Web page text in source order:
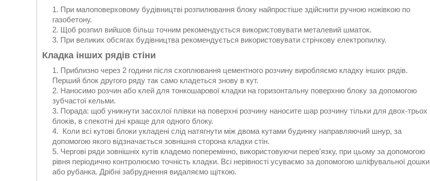
При малоповерховому будівництві розпилювання блоку найпростіше здійснити ручною ножівкою по
газобетону.
Щоб розпил вийшов більш точним рекомендується використовувати металевий шматок.
При великих обсягах будівництва рекомендується використовувати стрічкову електропилку.
Кладка інших рядів стіни
Приблизно через 2 години після схоплювання цементного розчину виробляємо кладку інших рядів.
Перший блок другого ряду так само кладеться знову в кут.
Наносимо розчин або клей для тонкошарової кладки на горизонтальну поверхню блоку за допомогою
зубчастої кельми.
Порада: щоб уникнути засохлої плівки на поверхні розчину наносите шар розчину тільки для двох-трьох
блоків, в спекотні дні краще для одного блоку.
Коли всі кутові блоки укладені слід натягнути між двома кутами будинку направляючий шнур, за
допомогою якого відзначається зовнішня сторона кладки стін.
Чергові ряди зовнішніх кутів кладемо поперемінно, використовуючи перев'язку, при цьому за допомогою
рівня періодично контролюємо точність кладки. Всі нерівності усуваємо за допомогою шліфувальної дошки
або рубанка. Дрібні забруднення видаляємо щіткою.